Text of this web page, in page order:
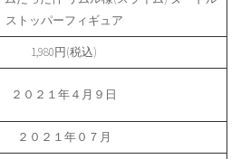
ストッパーフィギュア
1,980円(税込)
２０２１年４月９日
２０２１年０７月